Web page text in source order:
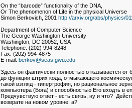
On the “barcode” functionality of the DNA,
Or The phenomenon of Life in the physical Universe
Simon Berkovich, 2001 http://arxiv.org/abs/physics/
Department of Computer Science
The George Washington University
Washington, DC 20052, USA
Telephone: (202) 994-8248
Fax: (202) 994-4875
E-mail: berkov@seas.gwu.edu
Здесь он фактически полностью отказывается
до функции штрих кода, отмыкающего
такой взгляд - гипертрофия, но рациональное
компьютера (Бога) и способностью Его входть в
Предчувствую ответ - есть связь, ну и что?
возврате на новом уровне, а?